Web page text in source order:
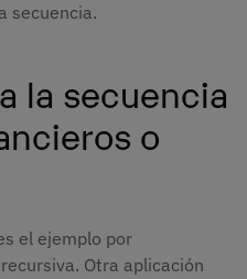
secuencia.
la secuencia
o
el ejemplo por
Otra aplicación